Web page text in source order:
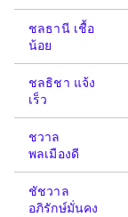
ชลธานี เชื้อ
น้อย
ชลธิชา แจ้ง
เร็ว
ชวาล
พลเมืองดี
ชัชวาล
อภิรักษ์มั่นคง